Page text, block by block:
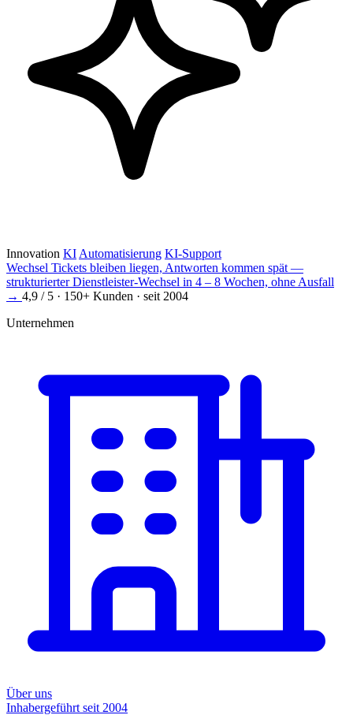
Innovation KI Automatisierung KI-Support
Wechsel Tickets bleiben liegen, Antworten kommen spät —
strukturierter Dienstleister-Wechsel in 4 – 8 Wochen, ohne Ausfall
→ 4,9 / 5 · 150+ Kunden · seit 2004
Unternehmen
Über uns
Inhabergeführt seit 2004